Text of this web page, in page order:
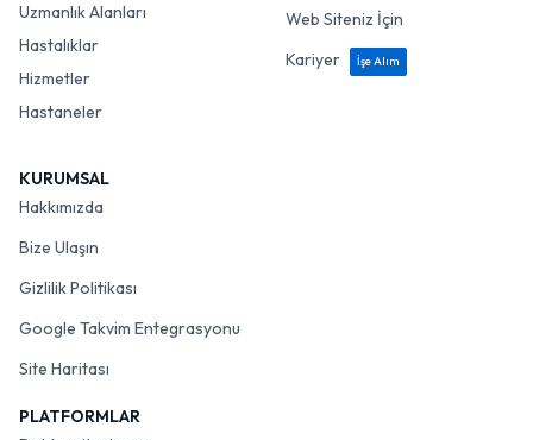
Uzmanlık Alanları
Hastalıklar
Hizmetler
Hastaneler
Web Siteniz İçin
Kariyer
İşe Alım
KURUMSAL
Hakkımızda
Bize Ulaşın
Gizlilik Politikası
Google Takvim Entegrasyonu
Site Haritası
PLATFORMLAR